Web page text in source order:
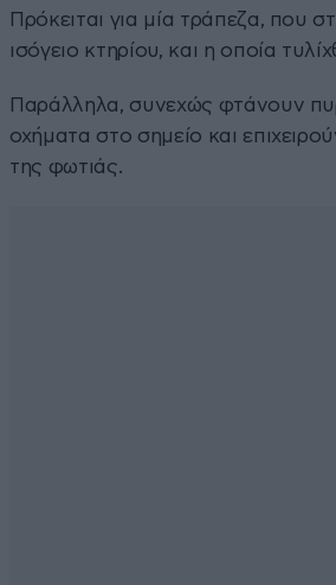
Πρόκειται για μία τράπεζα, που
ισόγειο κτηρίου, και η οποία
Παράλληλα, συνεχώς φτάνουν
οχήματα στο σημείο και
της φωτιάς.